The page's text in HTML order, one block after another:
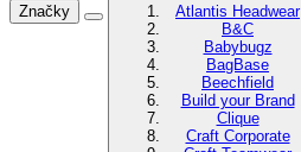
Značky
Atlantis Headwear
B&C
Babybugz
BagBase
Beechfield
Build your Brand
Clique
Craft Corporate